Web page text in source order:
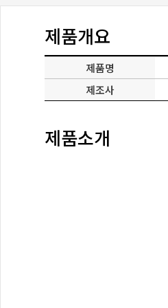
제품개요
제품명
제조사
제품소개